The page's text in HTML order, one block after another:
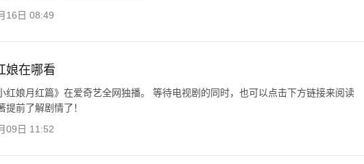
16日 08:49
娘在哪看
红娘月红篇》在爱奇艺全网独播。 等待电视剧的同时，也可以点击下方链接来阅读
提前了解剧情了！
09日 11:52